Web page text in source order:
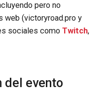
pero no
web (victoryroad.pro y
sociales como Twitch,
del evento